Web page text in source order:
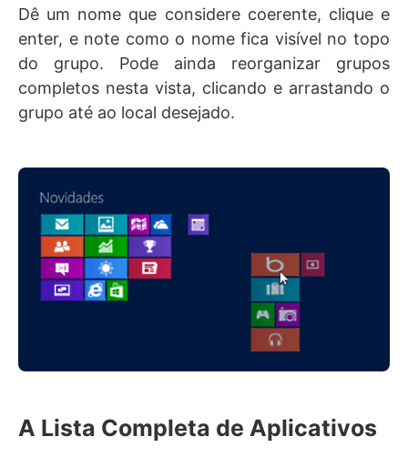
Dê um nome que considere coerente, clique e
enter, e note como o nome fica visível no topo
do grupo. Pode ainda reorganizar grupos
completos nesta vista, clicando e arrastando o
grupo até ao local desejado.
A Lista Completa de Aplicativos